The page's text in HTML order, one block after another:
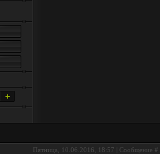
Пятница, 10.06.2016, 18:57 | Сообщение #